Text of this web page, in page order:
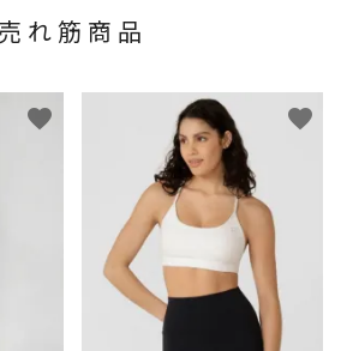
売れ筋商品
favorite favorite